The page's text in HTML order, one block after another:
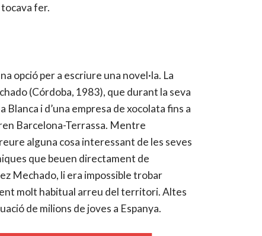
fer.
opció per a escriure una novel·la. La
(Córdoba, 1983), que durant la seva
i d’una empresa de xocolata fins a
Barcelona-Terrassa. Mentre
alguna cosa interessant de les seves
que beuen directament de
Mechado, li era impossible trobar
molt habitual arreu del territori. Altes
de milions de joves a Espanya.